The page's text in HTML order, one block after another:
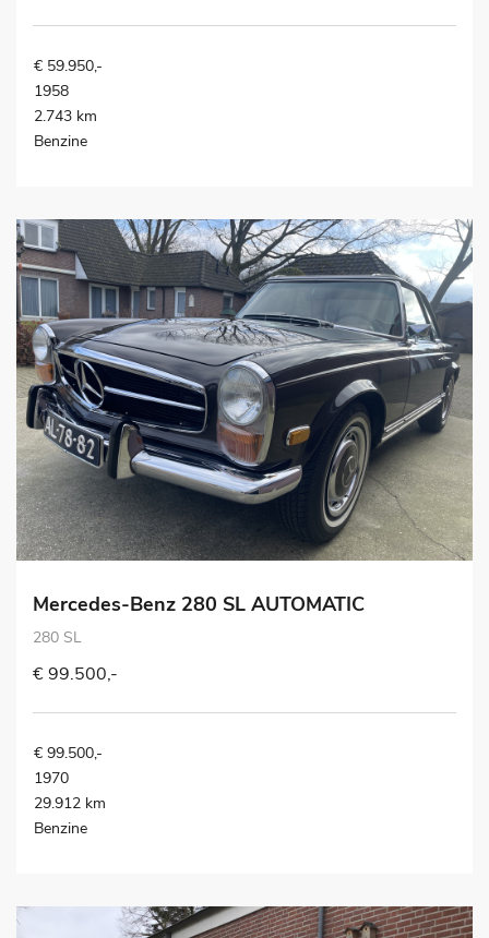
€ 59.950,-
1958
2.743 km
Benzine
Mercedes-Benz 280 SL AUTOMATIC
280 SL
€ 99.500,-
€ 99.500,-
1970
29.912 km
Benzine